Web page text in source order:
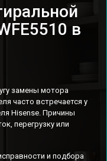
в
замены мотора
часто встречается у
Hisense. Причины
перегрузку или
и подбора